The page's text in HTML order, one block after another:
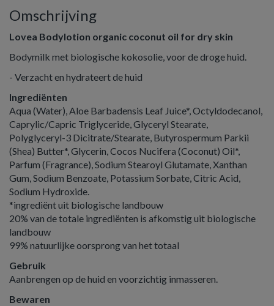
Omschrijving
Lovea Bodylotion organic coconut oil for dry skin
Bodymilk met biologische kokosolie, voor de droge huid.
- Verzacht en hydrateert de huid
Ingrediënten
Aqua (Water), Aloe Barbadensis Leaf Juice*, Octyldodecanol,
Caprylic/Capric Triglyceride, Glyceryl Stearate,
Polyglyceryl-3 Dicitrate/Stearate, Butyrospermum Parkii
(Shea) Butter*, Glycerin, Cocos Nucifera (Coconut) Oil*,
Parfum (Fragrance), Sodium Stearoyl Glutamate, Xanthan
Gum, Sodium Benzoate, Potassium Sorbate, Citric Acid,
Sodium Hydroxide.
*ingrediënt uit biologische landbouw
20% van de totale ingrediënten is afkomstig uit biologische
landbouw
99% natuurlijke oorsprong van het totaal
Gebruik
Aanbrengen op de huid en voorzichtig inmasseren.
Bewaren